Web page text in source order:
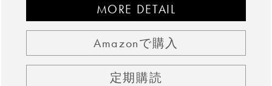
MORE DETAIL
Amazonで購入
定期購読